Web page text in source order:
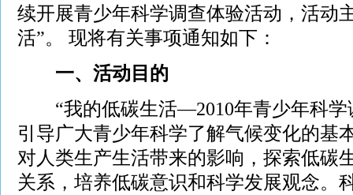
续开展青少年科学调查体验活动，活动
活”。 现将有关事项通知如下：
一、活动目的
“我的低碳生活—2010年青少年科学
引导广大青少年科学了解气候变化的基
对人类生产生活带来的影响，探索低碳
关系，培养低碳意识和科学发展观念。